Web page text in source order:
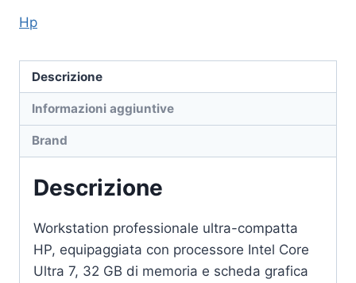
Hp
Descrizione
Informazioni aggiuntive
Brand
Descrizione
Workstation professionale ultra-compatta
HP, equipaggiata con processore Intel Core
Ultra 7, 32 GB di memoria e scheda grafica